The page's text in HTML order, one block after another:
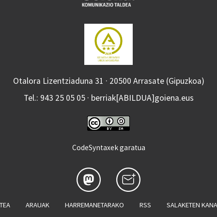
Otalora Lizentziaduna 31 · 20500 Arrasate (Gipuzkoa)
Tel.: 943 25 05 05 · berriak[ABILDUA]goiena.eus
CodeSyntaxek garatua
ARAUAK HARREMANETARAKO RSS SALAKETEN